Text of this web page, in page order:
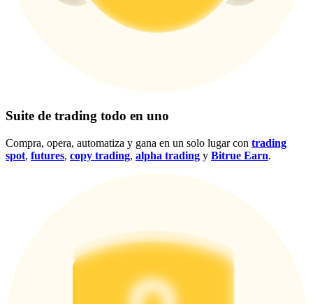
Suite de trading todo en uno
Compra, opera, automatiza y gana en un solo lugar con trading
spot, futures, copy trading, alpha trading y Bitrue Earn.